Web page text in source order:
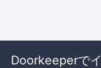
Doorkeeperで